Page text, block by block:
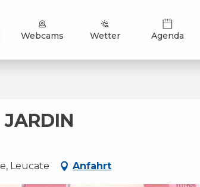
Webcams Wetter Agenda
JARDIN
Leucate Anfahrt